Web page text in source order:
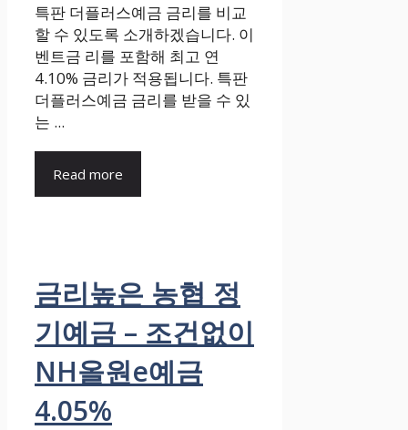
특판 더플러스예금 금리를 비교
할 수 있도록 소개하겠습니다. 이
벤트금 리를 포함해 최고 연
4.10% 금리가 적용됩니다. 특판
더플러스예금 금리를 받을 수 있
는 ...
Read more
금리높은 농협 정
기예금 – 조건없이
NH올원e예금
4.05%